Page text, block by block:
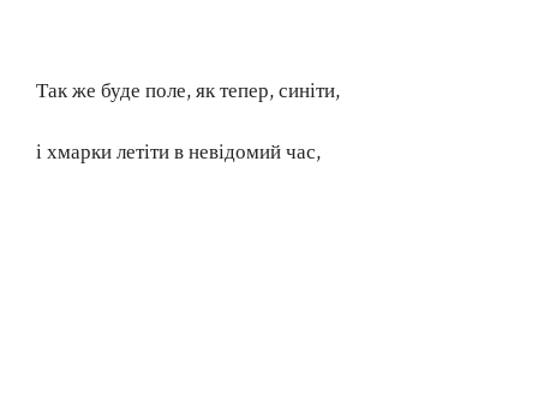
Так же буде поле, як тепер, синіти,
і хмарки летіти в невідомий час,